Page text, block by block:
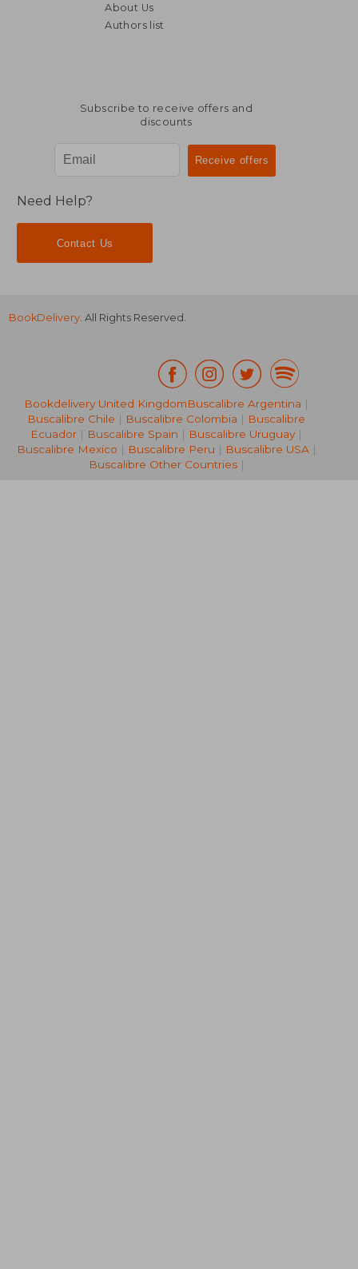
59,71 €
About Us
Authors list
Subscribe to receive offers and
discounts
Need Help?
Contact Us
BookDelivery. All Rights Reserved.
Bookdelivery United KingdomBuscalibre Argentina |
Buscalibre Chile | Buscalibre Colombia | Buscalibre
Ecuador | Buscalibre Spain | Buscalibre Uruguay |
Buscalibre Mexico | Buscalibre Peru | Buscalibre USA|
Buscalibre Other Countries|